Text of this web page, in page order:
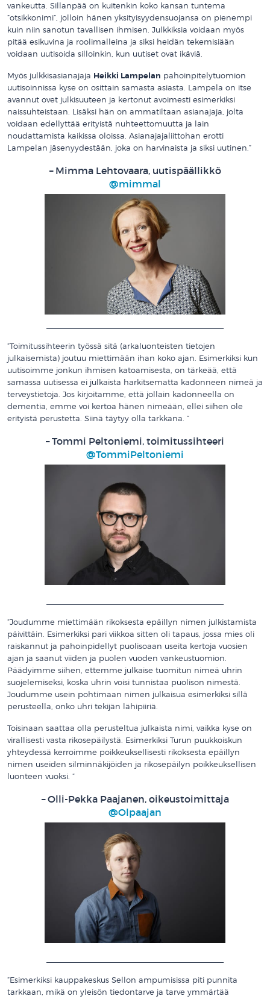
vankeutta. Sillanpää on kuitenkin koko kansan tuntema
”otsikkonimi”, jolloin hänen yksityisyydensuojansa on pienempi
kuin niin sanotun tavallisen ihmisen. Julkkiksia voidaan myös
pitää esikuvina ja roolimalleina ja siksi heidän tekemisiään
voidaan uutisoida silloinkin, kun uutiset ovat ikäviä.
Myös julkkisasianajaja Heikki Lampelan pahoinpitelytuomion
uutisoinnissa kyse on osittain samasta asiasta. Lampela on itse
avannut ovet julkisuuteen ja kertonut avoimesti esimerkiksi
naissuhteistaan. Lisäksi hän on ammatiltaan asianajaja, jolta
voidaan edellyttää erityistä nuhteettomuutta ja lain
noudattamista kaikissa oloissa. Asianajajaliittohan erotti
Lampelan jäsenyydestään, joka on harvinaista ja siksi uutinen.”
– Mimma Lehtovaara, uutispäällikkö
@mimmal
”Toimitussihteerin työssä sitä (arkaluonteisten tietojen
julkaisemista) joutuu miettimään ihan koko ajan. Esimerkiksi kun
uutisoimme jonkun ihmisen katoamisesta, on tärkeää, että
samassa uutisessa ei julkaista harkitsematta kadonneen nimeä ja
terveystietoja. Jos kirjoitamme, että jollain kadonneella on
dementia, emme voi kertoa hänen nimeään, ellei siihen ole
erityistä perustetta. Siinä täytyy olla tarkkana. ”
– Tommi Peltoniemi, toimitussihteeri
@TommiPeltoniemi
”Joudumme miettimään rikoksesta epäillyn nimen julkistamista
päivittäin. Esimerkiksi pari viikkoa sitten oli tapaus, jossa mies oli
raiskannut ja pahoinpidellyt puolisoaan useita kertoja vuosien
ajan ja saanut viiden ja puolen vuoden vankeustuomion.
Päädyimme siihen, ettemme julkaise tuomitun nimeä uhrin
suojelemiseksi, koska uhrin voisi tunnistaa puolison nimestä.
Joudumme usein pohtimaan nimen julkaisua esimerkiksi sillä
perusteella, onko uhri tekijän lähipiiriä.
Toisinaan saattaa olla perusteltua julkaista nimi, vaikka kyse on
virallisesti vasta rikosepäilystä. Esimerkiksi Turun puukkoiskun
yhteydessä kerroimme poikkeuksellisesti rikoksesta epäillyn
nimen useiden silminnäkijöiden ja rikosepäilyn poikkeuksellisen
luonteen vuoksi. ”
– Olli-Pekka Paajanen, oikeustoimittaja
@Olpaajan
”Esimerkiksi kauppakeskus Sellon ampumisissa piti punnita
tarkkaan, mikä on yleisön tiedontarve ja tarve ymmärtää